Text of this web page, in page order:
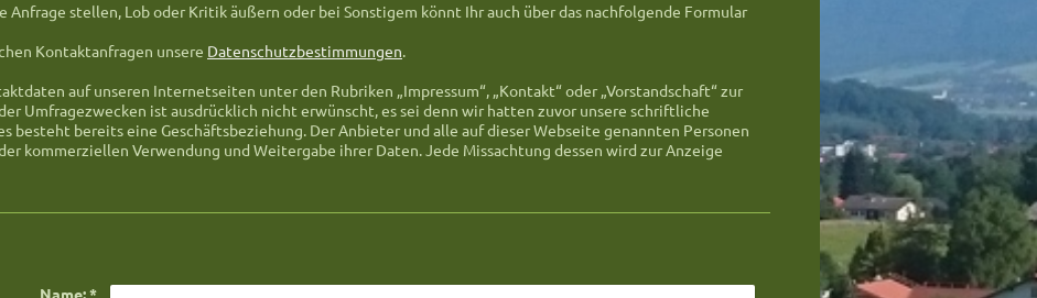
stellen, Lob oder Kritik äußern oder bei Sonstigem könnt Ihr auch über das nachfolgende Formular
Kontaktanfragen unsere Datenschutzbestimmungen.
auf unseren Internetseiten unter den Rubriken „Impressum“, „Kontakt“ oder „Vorstandschaft“ zur
Umfragezwecken ist ausdrücklich nicht erwünscht, es sei denn wir hatten zuvor unsere schriftliche
besteht bereits eine Geschäftsbeziehung. Der Anbieter und alle auf dieser Webseite genannten Personen
kommerziellen Verwendung und Weitergabe ihrer Daten. Jede Missachtung dessen wird zur Anzeige
Name:*